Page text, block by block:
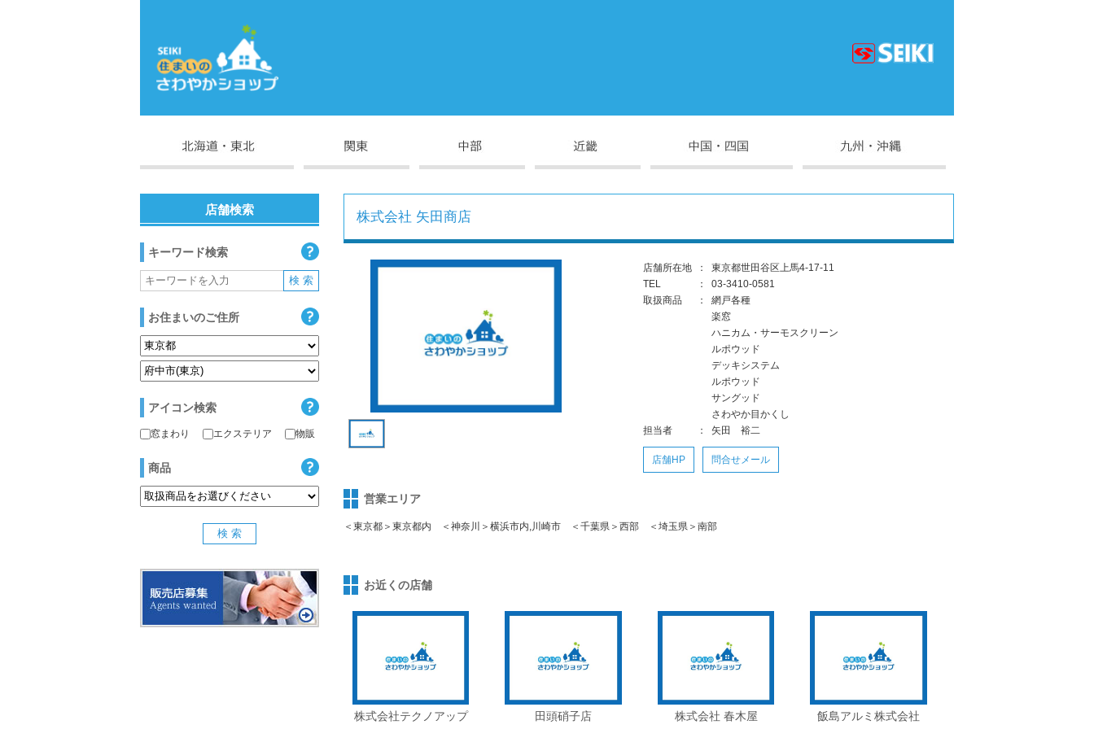
株式会社 矢田商店
店舗所在地 ：
東京都世田谷区上馬4-17-11
TEL
：
03-3410-0581
取扱商品
：
網戸各種
楽窓
ハニカム・サーモスクリーン
ルポウッド
デッキシステム
ルポウッド
サングッド
さわやか目かくし
担当者
： 矢田 裕二
店舗HP 問合せメール
営業エリア
＜東京都＞東京都内 ＜神奈川＞横浜市内,川崎市 ＜千葉県＞西部 ＜埼玉県＞南部
お近くの店舗
株式会社テクノアップ 田頭硝子店 株式会社 春木屋 飯島アルミ株式会社
店舗検索
キーワード検索
お住まいのご住所
アイコン検索
窓まわり エクステリア 物販
商品